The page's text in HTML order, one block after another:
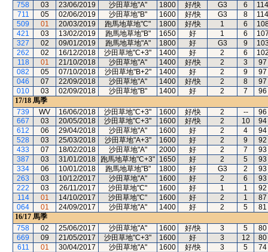
758
03 23/06/2019 沙田草地"A" 1800 好/快 G3 6
114
711
05 02/06/2019 沙田草地"B" 1600 好/快 G3 8
114
509
01 20/03/2019 跑馬地草地"C" 1800 好/快 1 6
421
03 13/02/2019 跑馬地草地"B" 1650 好 1 6
327
02 09/01/2019 跑馬地草地"A" 1800 好 G3 9
262
02 16/12/2018 沙田草地"C+3" 1400 好 2 6
118
01 21/10/2018 沙田草地"A" 1400 好/快 2 3
97
082
05 07/10/2018 沙田草地"B+2" 1400 好 2 9
97
046
07 22/09/2018 沙田草地"A" 1400 好/快 2 8
97
010
03 02/09/2018 沙田草地"B" 1400 好 2 7
96
17/18 馬季
739
WV 16/06/2018 沙田草地"C+3" 1600 好/快 2 --
96
667
03 20/05/2018 沙田草地"C+3" 1600 好/快 2 10
94
612
06 29/04/2018 沙田草地"A" 1600 好 2 4
94
528
03 25/03/2018 沙田草地"A+3" 1600 好 2 9
92
433
07 18/02/2018 沙田草地"A" 2000 好 2 7
93
387
03 31/01/2018 跑馬地草地"C+3" 1650 好 2 5
93
334
06 10/01/2018 跑馬地草地"B" 1800 好 G3 2
93
263
03 10/12/2017 沙田草地"A" 1600 好 2 6
93
222
03 26/11/2017 沙田草地"C" 1600 好 1 1
92
114
01 14/10/2017 沙田草地"C" 1600 好 2 1
87
064
01 24/09/2017 沙田草地"A" 1400 好 2 5
81
16/17 馬季
758
02 25/06/2017 沙田草地"A" 1600 好/快 3 5
80
669
09 21/05/2017 沙田草地"C+3" 1600 好 3 12
80
611
01 30/04/2017 沙田草地"A" 1600 好/快 3 5
74